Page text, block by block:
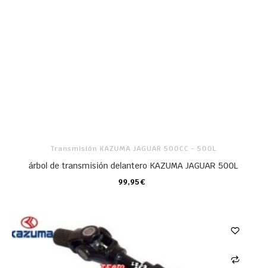
Transmisión KAZUMA JAGUAR 500CC - 500L
árbol de transmisión delantero KAZUMA JAGUAR 500L
99,95 €
CARRO